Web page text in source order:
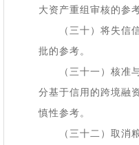
大资产重组审核的参考
（三十）将失信信
批的参考。
（三十一）核准与
分基于信用的跨境融
慎性参考。
（三十二）取消粮